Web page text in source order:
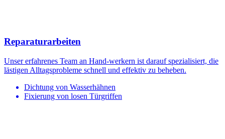
Reparaturarbeiten
Unser erfahrenes Team an Hand-werkern ist darauf spezialisiert, die
lästigen Alltagsprobleme schnell und effektiv zu beheben.
Dichtung von Wasserhähnen
Fixierung von losen Türgriffen